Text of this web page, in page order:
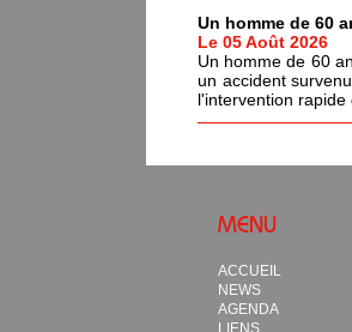
Un homme de 60
Le 05 Août 2026
Un homme de 60
un accident
l'intervention rapide
MENU
ACCUEIL
NEWS
AGENDA